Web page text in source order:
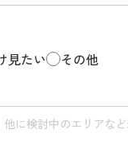
見たい
その他